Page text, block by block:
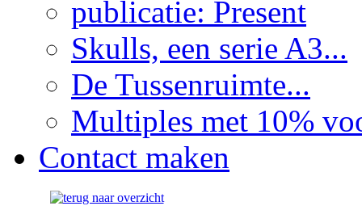
publicatie: Present
Skulls, een serie A3...
De Tussenruimte...
Multiples met 10%
Contact maken